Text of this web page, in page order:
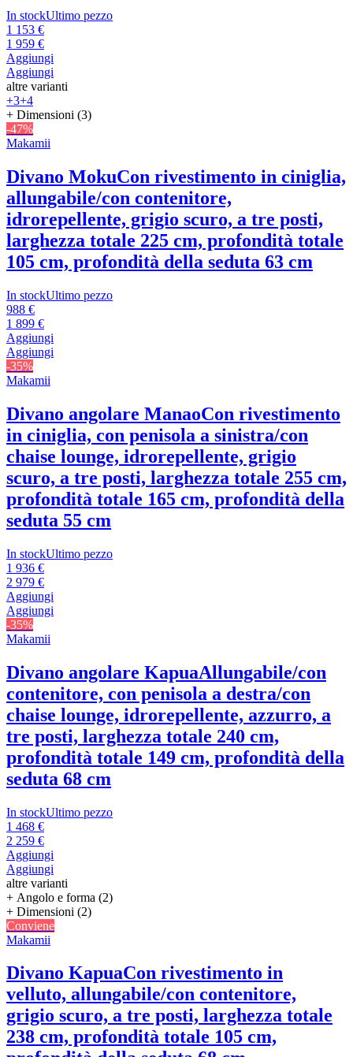
In stockUltimo pezzo
1 153 €
1 959 €
Aggiungi
Aggiungi
altre varianti
+3+4
+ Dimensioni (3)
-47%
Makamii
Divano MokuCon rivestimento in ciniglia,
allungabile/con contenitore,
idrorepellente, grigio scuro, a tre posti,
larghezza totale 225 cm, profondità totale
105 cm, profondità della seduta 63 cm
In stockUltimo pezzo
988 €
1 899 €
Aggiungi
Aggiungi
-35%
Makamii
Divano angolare ManaoCon rivestimento
in ciniglia, con penisola a sinistra/con
chaise lounge, idrorepellente, grigio
scuro, a tre posti, larghezza totale 255 cm,
profondità totale 165 cm, profondità della
seduta 55 cm
In stockUltimo pezzo
1 936 €
2 979 €
Aggiungi
Aggiungi
-35%
Makamii
Divano angolare KapuaAllungabile/con
contenitore, con penisola a destra/con
chaise lounge, idrorepellente, azzurro, a
tre posti, larghezza totale 240 cm,
profondità totale 149 cm, profondità della
seduta 68 cm
In stockUltimo pezzo
1 468 €
2 259 €
Aggiungi
Aggiungi
altre varianti
+ Angolo e forma (2)
+ Dimensioni (2)
Conviene
Makamii
Divano KapuaCon rivestimento in
velluto, allungabile/con contenitore,
grigio scuro, a tre posti, larghezza totale
238 cm, profondità totale 105 cm,